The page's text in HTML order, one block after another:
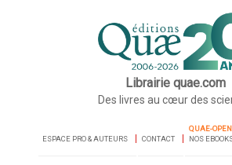
Librairie quae.com
Des livres au cœur des
ESPACE PRO & AUTEURS CONTACT
QUAE-OPEN
NOS